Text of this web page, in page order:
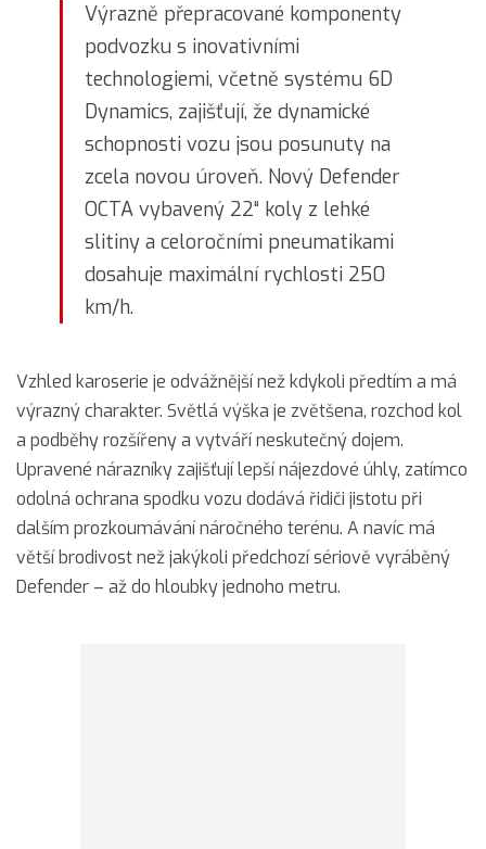
Výrazně přepracované komponenty
podvozku s inovativními
technologiemi, včetně systému 6D
Dynamics, zajišťují, že dynamické
schopnosti vozu jsou posunuty na
zcela novou úroveň. Nový Defender
OCTA vybavený 22“ koly z lehké
slitiny a celoročními pneumatikami
dosahuje maximální rychlosti 250
km/h.
Vzhled karoserie je odvážnější než kdykoli předtím a má
výrazný charakter. Světlá výška je zvětšena, rozchod kol
a podběhy rozšířeny a vytváří neskutečný dojem.
Upravené nárazníky zajišťují lepší nájezdové úhly, zatímco
odolná ochrana spodku vozu dodává řidiči jistotu při
dalším prozkoumávání náročného terénu. A navíc má
větší brodivost než jakýkoli předchozí sériově vyráběný
Defender – až do hloubky jednoho metru.